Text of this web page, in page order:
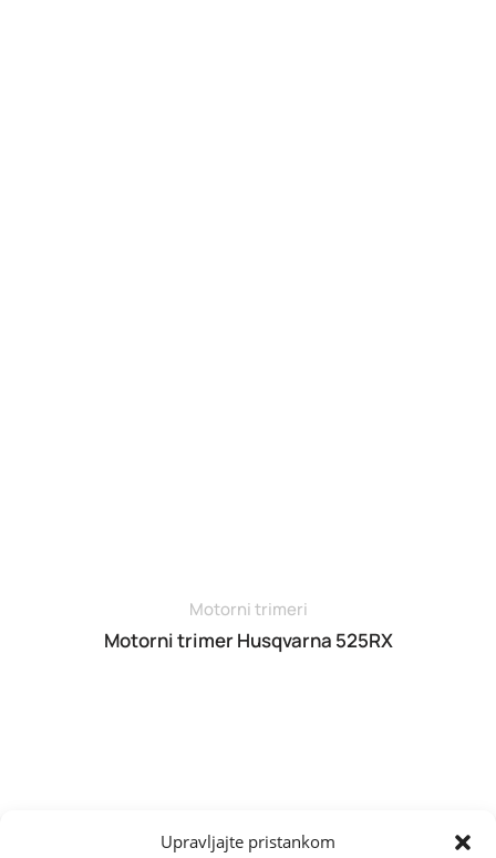
Upravljajte pristankom
Motorni trimeri
Motorni trimer Husqvarna 525RX